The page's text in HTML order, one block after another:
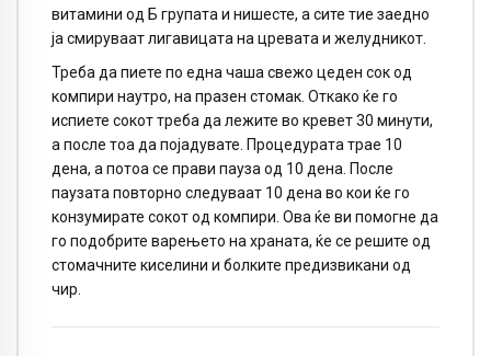
витамини од Б групата и нишесте, а сите тие заедно
ја смируваат лигавицата на цревата и желудникот.
Треба да пиете по една чаша свежо цеден сок од
компири наутро, на празен стомак. Откако ќе го
испиете сокот треба да лежите во кревет 30 минути,
а после тоа да појадувате. Процедурата трае 10
дена, а потоа се прави пауза од 10 дена. После
паузата повторно следуваат 10 дена во кои ќе го
конзумирате сокот од компири. Ова ќе ви помогне да
го подобрите варењето на храната, ќе се решите од
стомачните киселини и болките предизвикани од
чир.